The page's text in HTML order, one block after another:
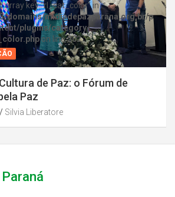
array key "rl_cat_color" in
domains/midiadepazparana.org.br/p
plugins/category-
on line202
de Paz: o Fórum de
Paz
Silvia Liberatore